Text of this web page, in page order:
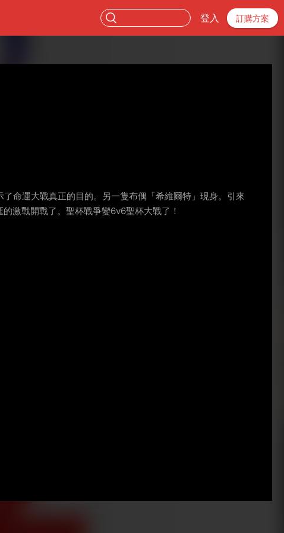
登入 訂購方案
命運大戰真正的目的。另一隻布偶「希維爾特」現身。引來
激戰開戰了。聖杯戰爭變6v6聖杯大戰了！